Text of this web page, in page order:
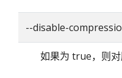
--disable-
如果为 true，则对